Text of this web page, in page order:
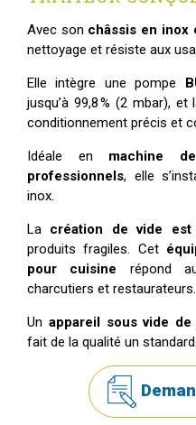
Avec son châssis en inox
nettoyage et résiste aux
Elle intègre une pompe
jusqu’à 99,8 % (2 mbar),
conditionnement précis et
Idéale en machine
professionnels, elle
inox.
La création de vide est
produits fragiles. Cet
pour cuisine répond
charcutiers et restaurateurs.
Un appareil sous vide
fait de la qualité un standard.